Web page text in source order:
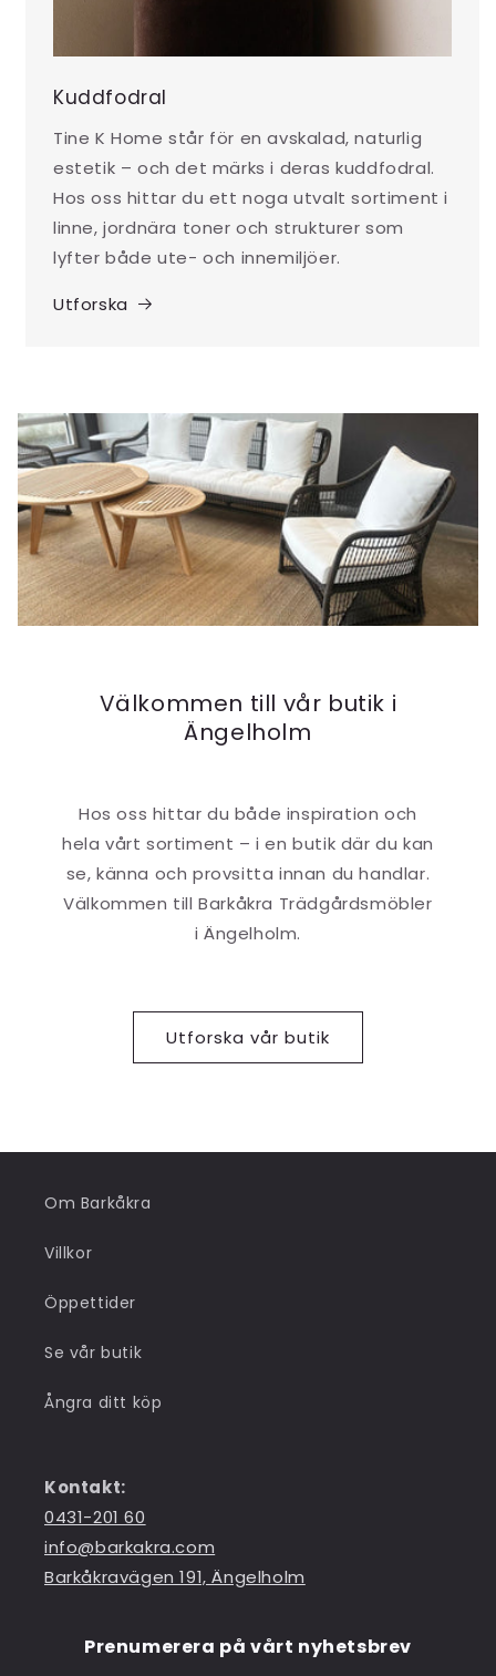
Kuddfodral
Tine K Home står för en avskalad, naturlig
estetik – och det märks i deras kuddfodral.
Hos oss hittar du ett noga utvalt sortiment i
linne, jordnära toner och strukturer som
lyfter både ute- och innemiljöer.
Utforska
Välkommen till vår butik i
Ängelholm
Hos oss hittar du både inspiration och
hela vårt sortiment – i en butik där du kan
se, känna och provsitta innan du handlar.
Välkommen till Barkåkra Trädgårdsmöbler
i Ängelholm.
Utforska vår butik
Om Barkåkra
Villkor
Öppettider
Se vår butik
Ångra ditt köp
Kontakt:
0431-201 60
info@barkakra.com
Barkåkravägen 191, Ängelholm
Prenumerera på vårt nyhetsbrev